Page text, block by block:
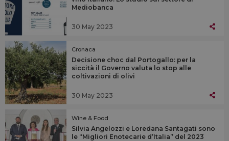
Mediobanca
30 May 2023
Cronaca
Decisione choc dal Portogallo: per la
siccità il Governo valuta lo stop alle
coltivazioni di olivi
30 May 2023
Wine & Food
Silvia Angelozzi e Loredana Santagati sono
le “Migliori Enotecarie d’Italia” del 2023